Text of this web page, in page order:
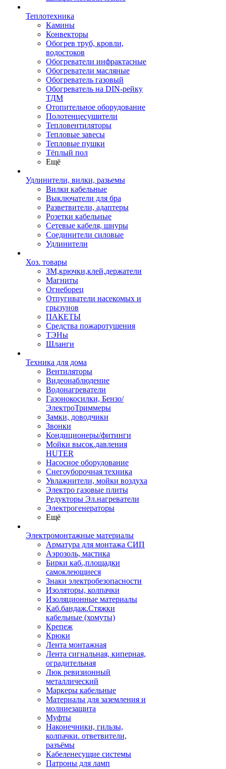
Теплотехника
Камины
Конвекторы
Обогрев труб, кровли,
водостоков
Обогреватели инфрактасные
Обогреватели масляные
Обогреватель газовый
Обогреватель на DIN-рейку
ТДМ
Отопительное оборудование
Полотенцесушители
Тепловентиляторы
Тепловые завесы
Тепловые пушки
Тёплый пол
Ещё
Удлинители, вилки, разьемы
Вилки кабельные
Выключатели для бра
Разветвители, адаптеры
Розетки кабельные
Сетевые кабеля, шнуры
Соединители силовые
Удлинители
Хоз. товары
ЗМ,крючки,клей,держатели
Магниты
Огнеборец
Отпугиватели насекомых и
грызунов
ПАКЕТЫ
Средства пожаротушения
ТЭНы
Шланги
Техника для дома
Вентиляторы
Видеонаблюдение
Водонагреватели
Газонокосилки, Бензо/
ЭлектроТриммеры
Замки, доводчики
Звонки
Кондиционеры/фитинги
Мойки высок.давления
HUTER
Насосное оборудование
Снегоуборочная техника
Увлажнители, мойки воздуха
Электро газовые плиты
Редукторы Эл.нагреватели
Электрогенераторы
Ещё
Электромонтажные материалы
Арматура для монтажа СИП
Аэрозоль, мастика
Бирки каб.,площадки
самоклеющиеся
Знаки электробезопасности
Изоляторы, колпачки
Изоляционные материалы
Каб.бандаж.Стяжки
кабельные (хомуты)
Крепеж
Крюки
Лента монтажная
Лента сигнальная, киперная,
оградительная
Люк ревизионный
металлический
Маркеры кабельные
Материалы для заземления и
молниезащита
Муфты
Наконечники, гильзы,
колпачки. ответвители,
разъёмы
Кабеленесущие системы
Патроны для ламп